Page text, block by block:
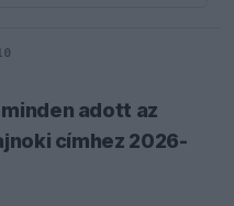
adott az
címhez 2026-